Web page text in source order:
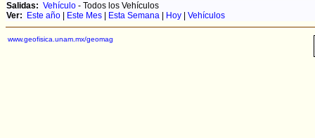
Salidas: Vehículo - Todos los Vehículos
Ver:
Este año Este Mes Esta Semana Hoy Vehículos
www.geofisica.unam.mx/geomag